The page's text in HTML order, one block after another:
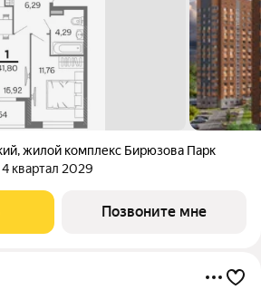
,жилой комплекс Бирюзова Парк
4 квартал 2029
Позвоните мне